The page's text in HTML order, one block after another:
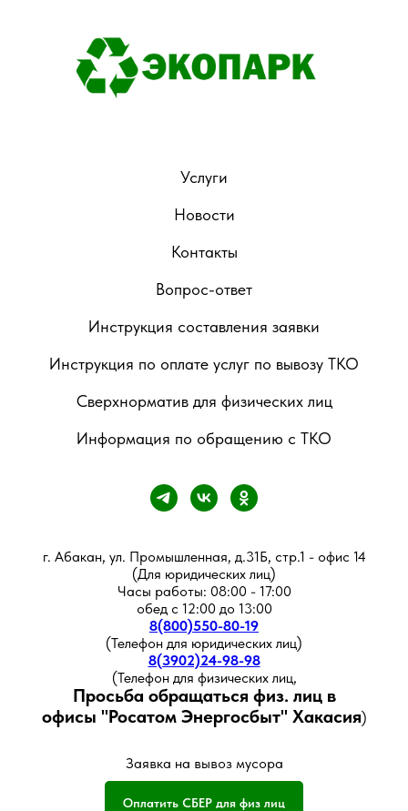
Услуги
Новости
Контакты
Вопрос-ответ
Инструкция составления заявки
Инструкция по оплате услуг по вывозу ТКО
Сверхнорматив для физических лиц
Информация по обращению с ТКО
г. Абакан, ул. Промышленная, д.31Б, стр.1 - офис 14
(Для юридических лиц)
Часы работы: 08:00 - 17:00
обед с 12:00 до 13:00
8(800)550-80-19
(Телефон для юридических лиц)
8(3902)24-98-98
(Телефон для физических лиц,
Просьба обращаться физ. лиц в
офисы "Росатом Энергосбыт" Хакасия)
Заявка на вывоз мусора
Оплатить СБЕР для физ лиц